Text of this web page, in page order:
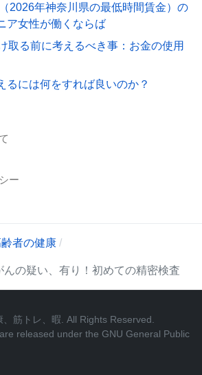
2026年神奈川県の最低時間賃金）の
ア女性が働くならば
取る前に考えるべき事：お金の使用
るには何をすれば良いのか？
ー
者の健康
んの疑い、有り！初めての精密検査
筋トレ、暇. All Rights Reserved.
released under the GNU General Public